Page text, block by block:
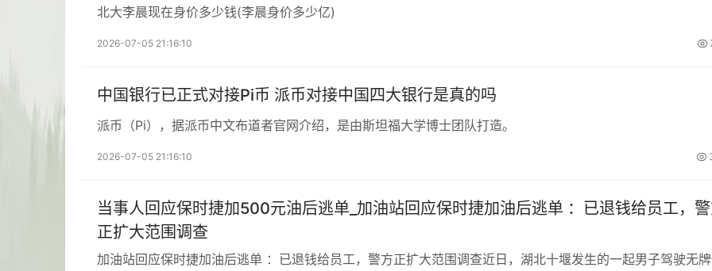
北大李晨现在身价多少钱(李晨身价多少亿)
2026-07-05 21:16:10
中国银行已正式对接Pi币 派币对接中国四大银行是真的吗
派币（Pi），据派币中文布道者官网介绍，是由斯坦福大学博士团队打造。
2026-07-05 21:16:10
当事人回应保时捷加500元油后逃单_加油站回应保时捷加油后逃单 ：已退钱给员工，
正扩大范围调查
加油站回应保时捷加油后逃单 ：已退钱给员工，警方正扩大范围调查近日，湖北十堰发生的一起男子驾驶无